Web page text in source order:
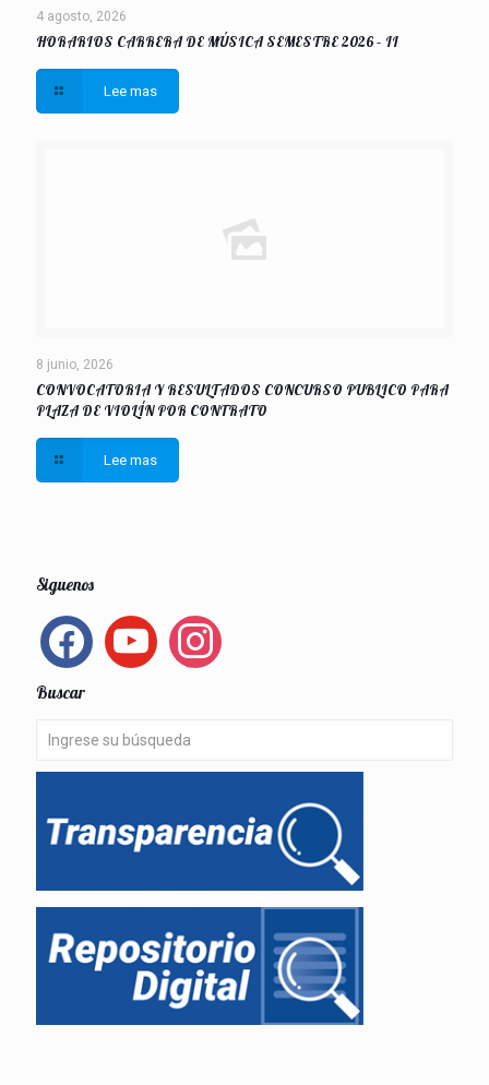
4 agosto, 2026
HORARIOS CARRERA DE MÚSICA SEMESTRE 2026 – II
Lee mas
8 junio, 2026
CONVOCATORIA Y RESULTADOS CONCURSO PUBLICO PARA
PLAZA DE VIOLÍN POR CONTRATO
Lee mas
Siguenos
facebook youtube instagram
Buscar